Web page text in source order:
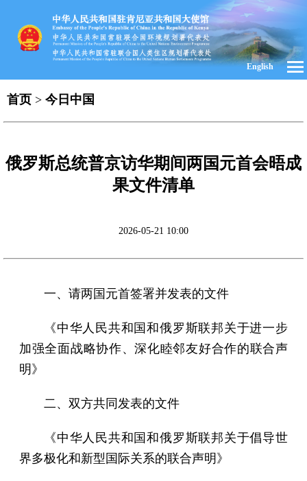
English
首页 > 今日中国
俄罗斯总统普京访华期间两国元首会晤成
果文件清单
2026-05-21 10:00
一、请两国元首签署并发表的文件
《中华人民共和国和俄罗斯联邦关于进一步
加强全面战略协作、深化睦邻友好合作的联合声
明》
二、双方共同发表的文件
《中华人民共和国和俄罗斯联邦关于倡导世
界多极化和新型国际关系的联合声明》